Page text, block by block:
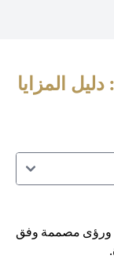
المزايا
مصممة وفق